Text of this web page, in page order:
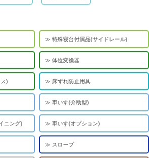
特殊寝台付属品(サイドレール)
体位変換器
) 床ずれ防止用具
車いす(介助型)
ニング) 車いす(オプション)
スロープ